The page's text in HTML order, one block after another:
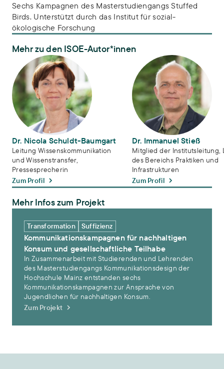
Sechs Kampagnen des Masterstudiengangs Stuffed
Birds. Unterstützt durch das Institut für sozial-
ökologische Forschung
Mehr zu den ISOE-Autor*innen
Dr. Nicola Schuldt-Baumgart
Dr. Nicola Schuldt-Baumgart
Leitung Wissenskommunikation
und Wissenstransfer,
Pressesprecherin
Zum Profil
Dr. Immanuel Stieß
Dr. Immanuel Stieß
Mitglied der Institutsleitung,
des Bereichs Praktiken und
Infrastrukturen
Zum Profil
Mehr Infos zum Projekt
Transformation
Suffizienz
Kommunikationskampagnen für nachhaltigen
Konsum und gesellschaftliche Teilhabe
In Zusammenarbeit mit Studierenden und Lehrenden
des Masterstudiengangs Kommunikationsdesign der
Hochschule Mainz entstanden sechs
Kommunikationskampagnen zur Ansprache von
Jugendlichen für nachhaltigen Konsum.
Zum Projekt